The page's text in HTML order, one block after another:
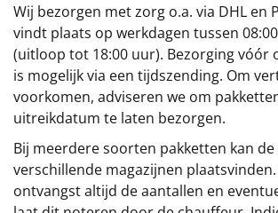
Wij bezorgen met zorg o.a. via DHL en
vindt plaats op werkdagen tussen
(uitloop tot 18:00 uur). Bezorging vóór
is mogelijk via een tijdszending. Om
voorkomen, adviseren we om
uitreikdatum te laten bezorgen.
Bij meerdere soorten pakketten kan
verschillende magazijnen
ontvangst altijd de aantallen en